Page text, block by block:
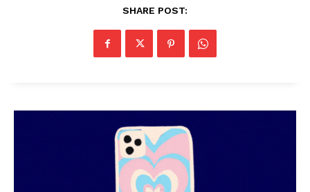
PALA VISION
SHARE POST: